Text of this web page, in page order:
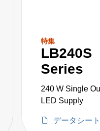
特集
LB240S
Series
240 W Single
LED Supply
データシート